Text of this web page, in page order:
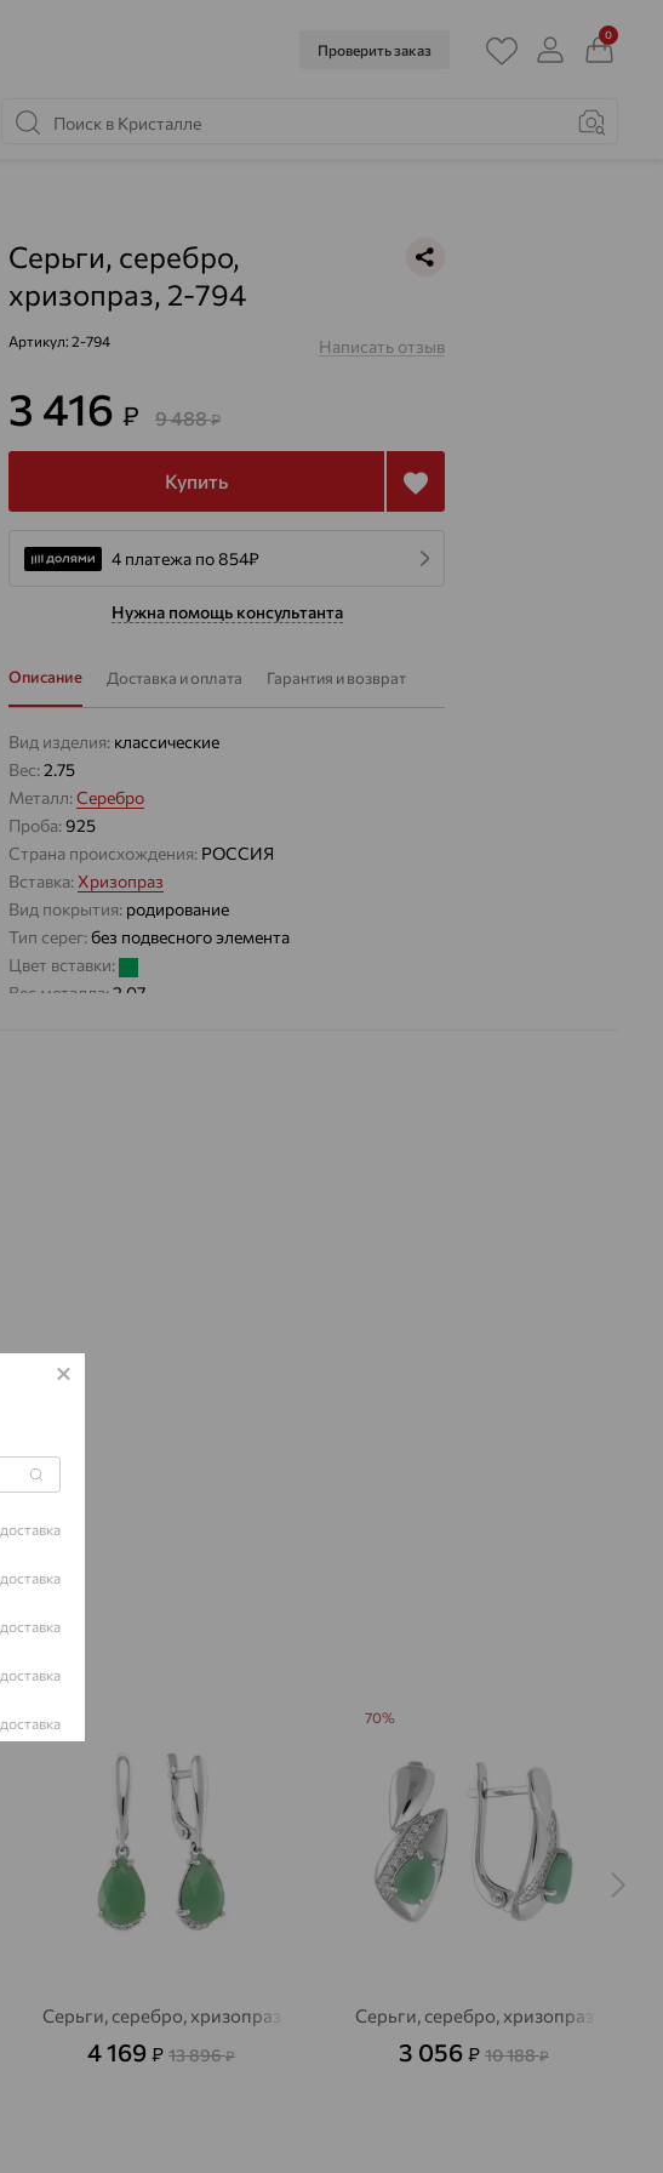
Проверить заказ
0
Серьги, серебро,
хризопраз, 2-794
Артикул: 2-794 Написать отзыв
3 416 ₽ 9 488₽
Купить
4 платежа по 854₽
Нужна помощь консультанта
Описание Доставка и оплата Гарантия и возврат
Вид изделия: классические
Вес:2.75
Металл:Серебро
Проба:925
Страна происхождения: РОССИЯ
Вставка:Хризопраз
Вид покрытия: родирование
Тип серег:без подвесного элемента
Цвет вставки:
Вес металла:2.07
Серьги, серебро, хризопраз
4 169 ₽ 13 896₽
Серьги, серебро, хризопраз
3 056 ₽ 10 188₽
70%
доставка
доставка
доставка
доставка
доставка
доставка